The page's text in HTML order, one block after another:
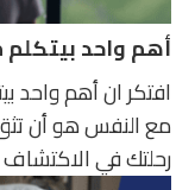
أهم واحد
افتكر ان أهم واحد
مع النفس هو أن
رحلتك في الاكتشاف